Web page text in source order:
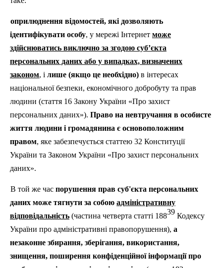
оприлюднення відомостей, які дозволяють
ідентифікувати особу, у мережі Інтернет може
здійснюватись виключно за згодою суб’єкта
персональних даних або у випадках, визначених
законом, і лише (якщо це необхідно) в інтересах
національної безпеки, економічного добробуту та прав
людини (стаття 16 Закону України «Про захист
персональних даних»). Право на невтручання в особисте
життя людини і громадянина є основоположним
правом, яке забезпечується статтею 32 Конституції
України та Законом України «Про захист персональних
даних».
В той же час порушення прав суб'єкта персональних
даних може тягнути за собою адміністративну
відповідальність (частина четверта статті 18839 Кодексу
України про адміністративні правопорушення), а
незаконне збирання, зберігання, використання,
знищення, поширення конфіденційної інформації про